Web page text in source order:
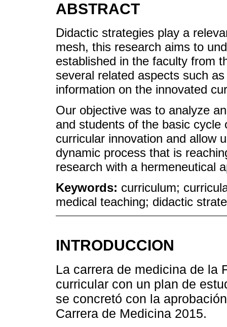
ABSTRACT
Didactic strategies play a
mesh, this research aims to
established in the faculty from
several related aspects such
information on the innovated
Our objective was to analyze
and students of the basic
curricular innovation and allow
dynamic process that is
research with a hermeneutical
Keywords: curriculum;
medical teaching; didactic
INTRODUCCION
La carrera de medicina de la
curricular con un plan de
se concretó con la
Carrera de Medicina 2015.